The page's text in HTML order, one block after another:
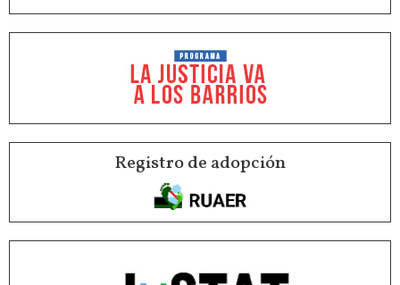
Registro de adopción